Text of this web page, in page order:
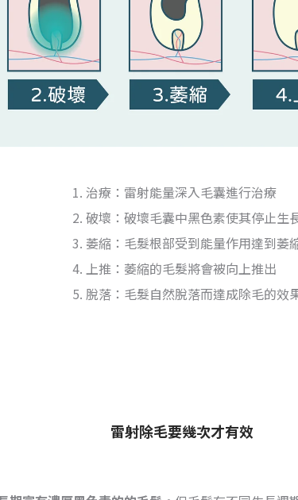
治療：雷射能量深入毛囊進行治療
破壞：破壞毛囊中黑色素使其停止生
萎縮：毛髮根部受到能量作用達到萎
上推：萎縮的毛髮將會被向上推出
脫落：毛髮自然脫落而達成除毛的效
雷射除毛要幾次才有效